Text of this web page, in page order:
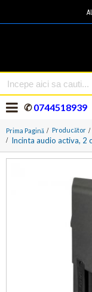
✆0744518939
Prima Pagină Producător
Incinta audio activa, 2